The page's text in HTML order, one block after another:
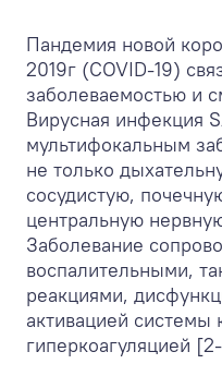
Пандемия новой
2019г (COVID-19)
заболеваемостью и
Вирусная инфекция
мультифокальным
не только
сосудистую,
центральную
Заболевание
воспалительными,
реакциями,
активацией системы
гиперкоагуляцией